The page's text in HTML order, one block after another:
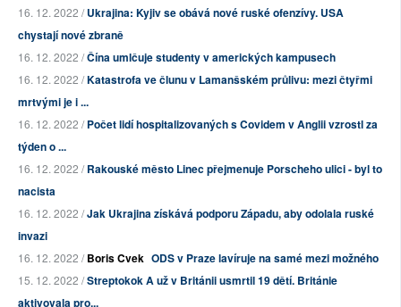
16. 12. 2022 /Ukrajina: Kyjiv se obává nové ruské ofenzívy. USA
chystají nové zbraně
16. 12. 2022 /Čína umlčuje studenty v amerických kampusech
16. 12. 2022 /Katastrofa ve člunu v Lamanšském průlivu: mezi čtyřmi
mrtvými je i ...
16. 12. 2022 /Počet lidí hospitalizovaných s Covidem v Anglii vzrostl za
týden o ...
16. 12. 2022 /Rakouské město Linec přejmenuje Porscheho ulici - byl to
nacista
16. 12. 2022 /Jak Ukrajina získává podporu Západu, aby odolala ruské
invazi
16. 12. 2022 /Boris Cvek ODS v Praze lavíruje na samé mezi možného
15. 12. 2022 /Streptokok A už v Británii usmrtil 19 dětí. Británie
aktivovala pro...